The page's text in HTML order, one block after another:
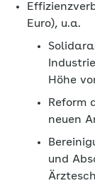
Euro), u.a.
Höhe
Reform
neuen
und